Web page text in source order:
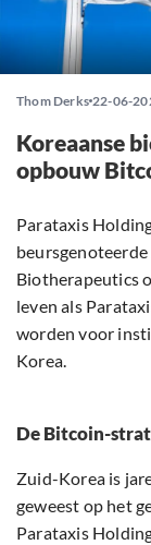
Thom Derks 22-06-
Koreaanse
opbouw
Parataxis
Biotherapeutics
leven als
worden voor
Korea.
De Bitcoin-
Zuid-Korea is
geweest op het
Parataxis